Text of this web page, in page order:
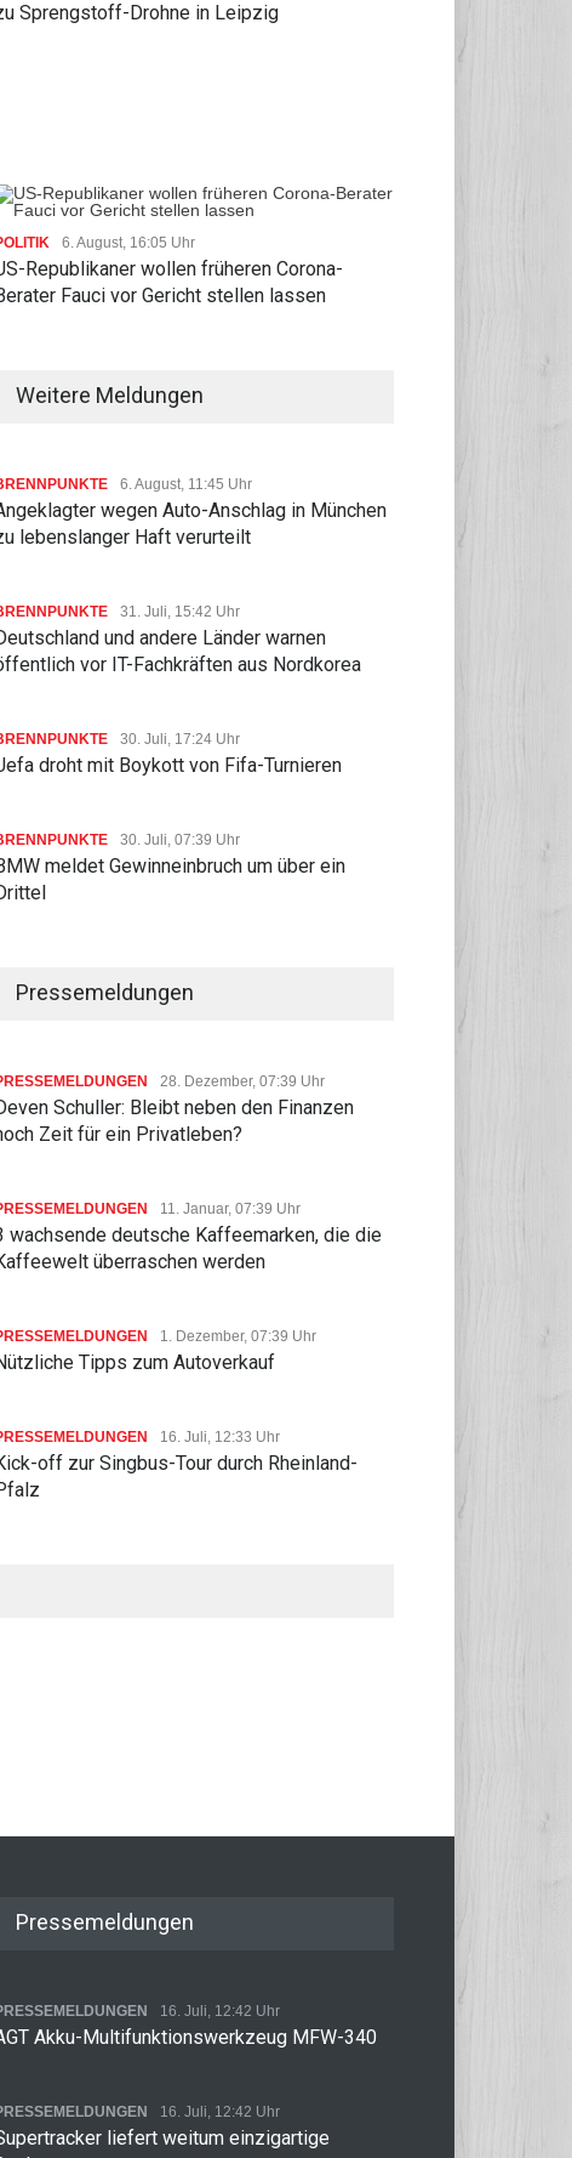
Aktivitäten
Brandhäufigkeit in
Leipziger Flughafen entdeckt
Sprengstoff-Drohne in Leipzig
6. August, 16:05 Uhr
Republikaner wollen früheren Corona-
Fauci vor Gericht stellen lassen
Weitere Meldungen
6. August, 11:45 Uhr
wegen Auto-Anschlag in München
lebenslanger Haft verurteilt
31. Juli, 15:42 Uhr
und andere Länder warnen
vor IT-Fachkräften aus Nordkorea
30. Juli, 17:24 Uhr
droht mit Boykott von Fifa-Turnieren
30. Juli, 07:39 Uhr
meldet Gewinneinbruch um über ein
Pressemeldungen
28. Dezember, 07:39 Uhr
Schuller: Bleibt neben den Finanzen
Zeit für ein Privatleben?
11. Januar, 07:39 Uhr
wachsende deutsche Kaffeemarken, die die
überraschen werden
1. Dezember, 07:39 Uhr
Tipps zum Autoverkauf
16. Juli, 12:33 Uhr
off zur Singbus-Tour durch Rheinland-
Pressemeldungen
16. Juli, 12:42 Uhr
Akku-Multifunktionswerkzeug MFW-340
16. Juli, 12:42 Uhr
liefert weitum einzigartige